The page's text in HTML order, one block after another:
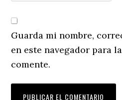
Guarda mi nombre,
en este navegador para
comente.